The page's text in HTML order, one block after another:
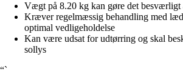
Vægt på 8.20 kg kan gøre det besværligt
Kræver regelmæssig behandling med
optimal vedligeholdelse
Kan være udsat for udtørring og skal
sollys
“`